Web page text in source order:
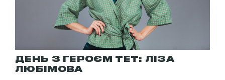
ДЕНЬ З ГЕРОЄМ ТЕТ: ЛІЗА
ЛЮБІМОВА